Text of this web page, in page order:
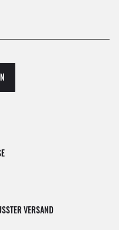
VERSAND